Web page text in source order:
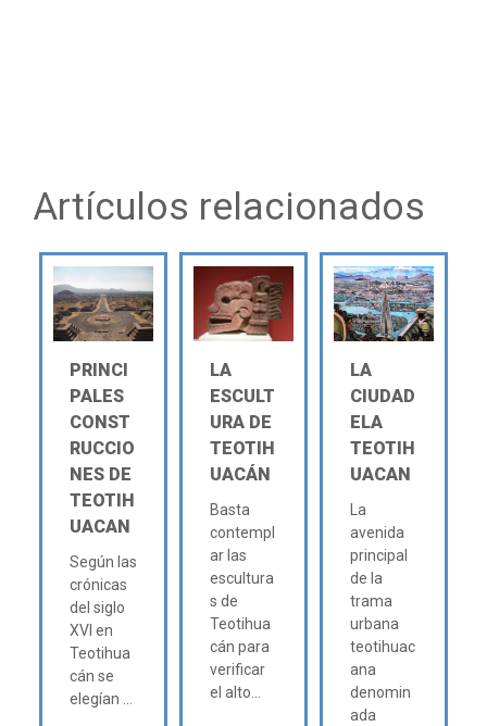
Artículos relacionados
PRINCI
PALES
CONST
RUCCIO
NES DE
TEOTIH
UACAN
Según las
crónicas
del siglo
XVI en
Teotihua
cán se
elegían ...
LA
ESCULT
URA DE
TEOTIH
UACÁN
Basta
contempl
ar las
escultura
s de
Teotihua
cán para
verificar
el alto...
LA
CIUDAD
ELA
TEOTIH
UACAN
La
avenida
principal
de la
trama
urbana
teotihuac
ana
denomin
ada